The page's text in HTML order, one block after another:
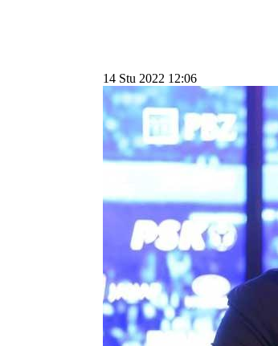
14 Stu 2022 12:06